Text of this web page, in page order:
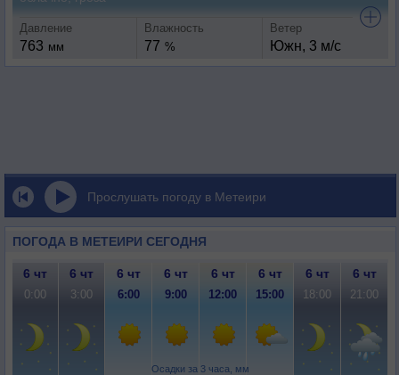
Давление
763 мм
Влажность
77 %
Ветер
Южн, 3 м/с
Прослушать погоду в Метеири
ПОГОДА В МЕТЕИРИ СЕГОДНЯ
Осадки за 3 часа, мм
6 чт 6 чт 6 чт 6 чт 6 чт 6 чт 6 чт 6 чт
0:00 3:00 6:00 9:00 12:00 15:00 18:00 21:00